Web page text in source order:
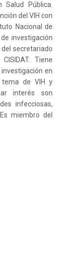
Salud Pública.
del VIH con
Nacional de
investigación
secretariado
Tiene
en
tema de VIH y
interés son
infecciosas,
miembro del